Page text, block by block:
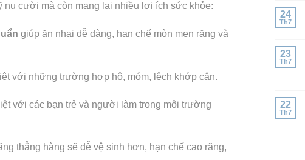
nụ cười mà còn mang lại nhiều lợi ích sức khỏe:
giúp ăn nhai dễ dàng, hạn chế mòn men răng và
với những trường hợp hô, móm, lệch khớp cắn.
với các bạn trẻ và người làm trong môi trường
thẳng hàng sẽ dễ vệ sinh hơn, hạn chế cao răng,
24
Th7
23
Th7
22
Th7